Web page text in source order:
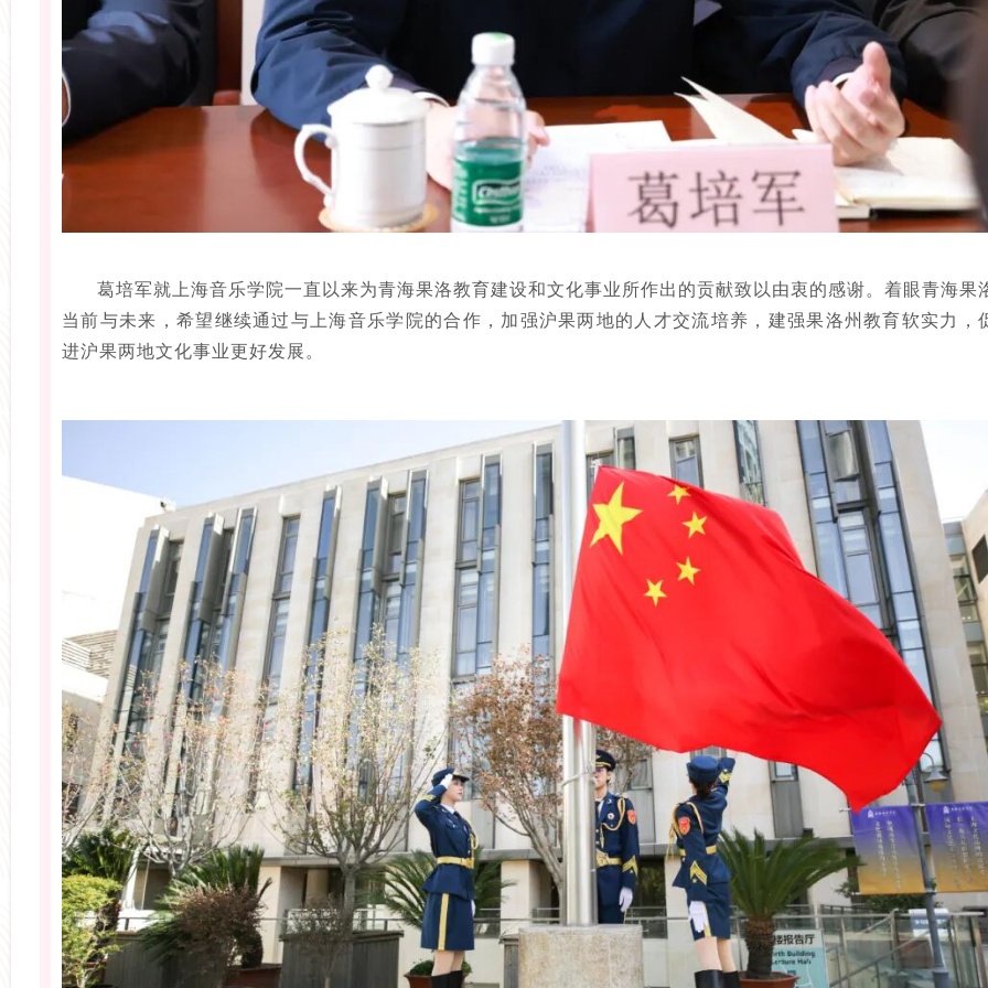
葛培军就上海音乐学院一直以来为青海果洛教育建设和文化事业所作出的贡献致以由衷的感谢。着眼青海果
当前与未来，希望继续通过与上海音乐学院的合作，加强沪果两地的人才交流培养，建强果洛州教育软实力，
进沪果两地文化事业更好发展。